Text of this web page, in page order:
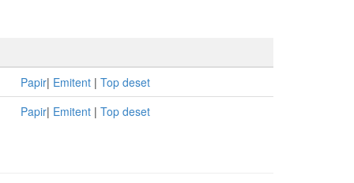
Papir| Emitent | Top deset
Papir| Emitent | Top deset